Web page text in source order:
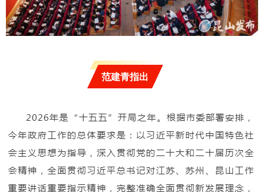
范建青指出